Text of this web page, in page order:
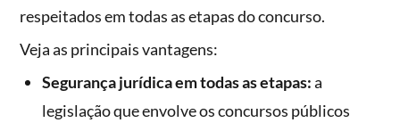
respeitados em todas as etapas do concurso.
Veja as principais vantagens:
Segurança jurídica em todas as etapas:a
legislação que envolve os concursos públicos